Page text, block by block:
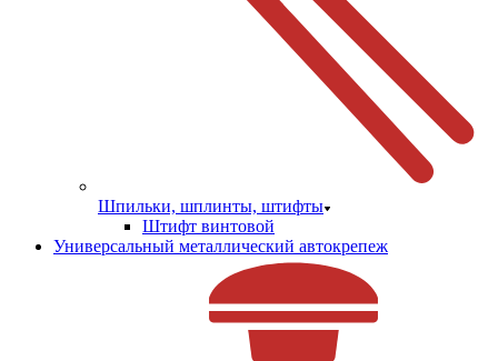
Шпильки, шплинты, штифты
Штифт винтовой
Универсальный металлический автокрепеж